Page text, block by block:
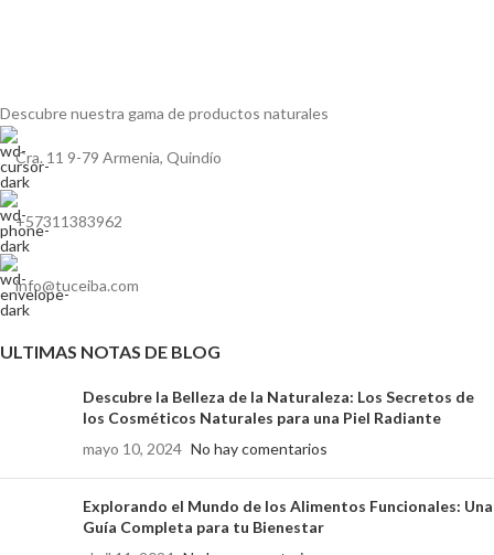
Descubre nuestra gama deproductos naturales
Cra. 11 9-79 Armenia, Quindío
+57311383962
info@tuceiba.com
ULTIMAS NOTAS DE BLOG
Descubre la Belleza de la Naturaleza: Los Secretos de
los Cosméticos Naturales para una Piel Radiante
mayo 10, 2024 No hay comentarios
Explorando el Mundo de los Alimentos Funcionales: Una
Guía Completa para tu Bienestar